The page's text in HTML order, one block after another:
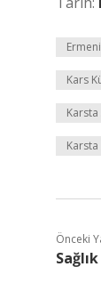
Kars
Önceki